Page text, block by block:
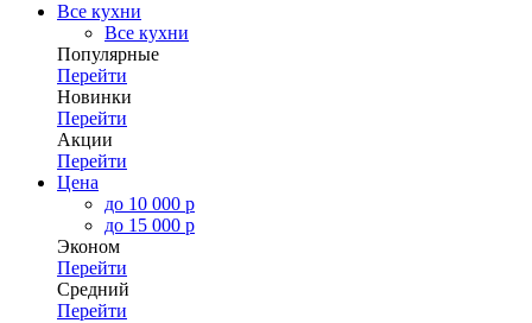
Все кухни
Все кухни
Популярные
Перейти
Новинки
Перейти
Акции
Перейти
Цена
до 10 000 р
до 15 000 р
Эконом
Перейти
Средний
Перейти